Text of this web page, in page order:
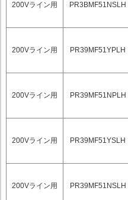
200Vライン用 PR3BMF51NSLH
200Vライン用 PR39MF51YPLH
200Vライン用 PR39MF51NPLH
200Vライン用 PR39MF51YSLH
200Vライン用 PR39MF51NSLH